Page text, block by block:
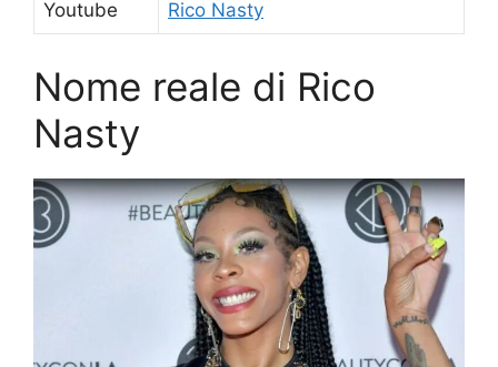
Youtube Rico Nasty
Nome reale di Rico
Nasty